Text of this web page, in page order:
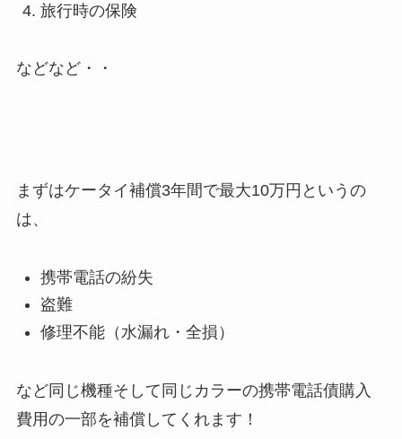
旅行時の保険
などなど・・
まずはケータイ補償3年間で最大10万円というの
は、
携帯電話の紛失
盗難
修理不能（水漏れ・全損）
など同じ機種そして同じカラーの携帯電話債購入
費用の一部を補償してくれます！